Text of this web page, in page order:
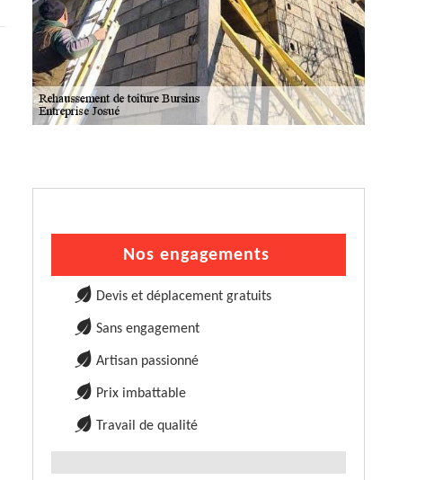
Nos engagements
Devis et déplacement gratuits
Sans engagement
Artisan passionné
Prix imbattable
Travail de qualité